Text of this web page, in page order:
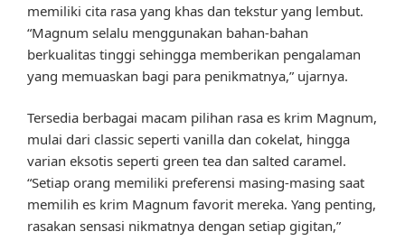
memiliki cita rasa yang khas dan tekstur yang lembut.
“Magnum selalu menggunakan bahan-bahan
berkualitas tinggi sehingga memberikan pengalaman
yang memuaskan bagi para penikmatnya,” ujarnya.
Tersedia berbagai macam pilihan rasa es krim Magnum,
mulai dari classic seperti vanilla dan cokelat, hingga
varian eksotis seperti green tea dan salted caramel.
“Setiap orang memiliki preferensi masing-masing saat
memilih es krim Magnum favorit mereka. Yang penting,
rasakan sensasi nikmatnya dengan setiap gigitan,”